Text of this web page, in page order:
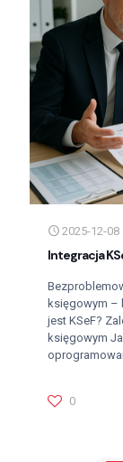
2025-12-08
Integracja
księgowym –
jest KSeF?
księgowym
0